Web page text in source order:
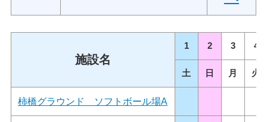
施設名
1 2 3 4
土 日 月 火
柿橋グラウンド ソフトボール場A